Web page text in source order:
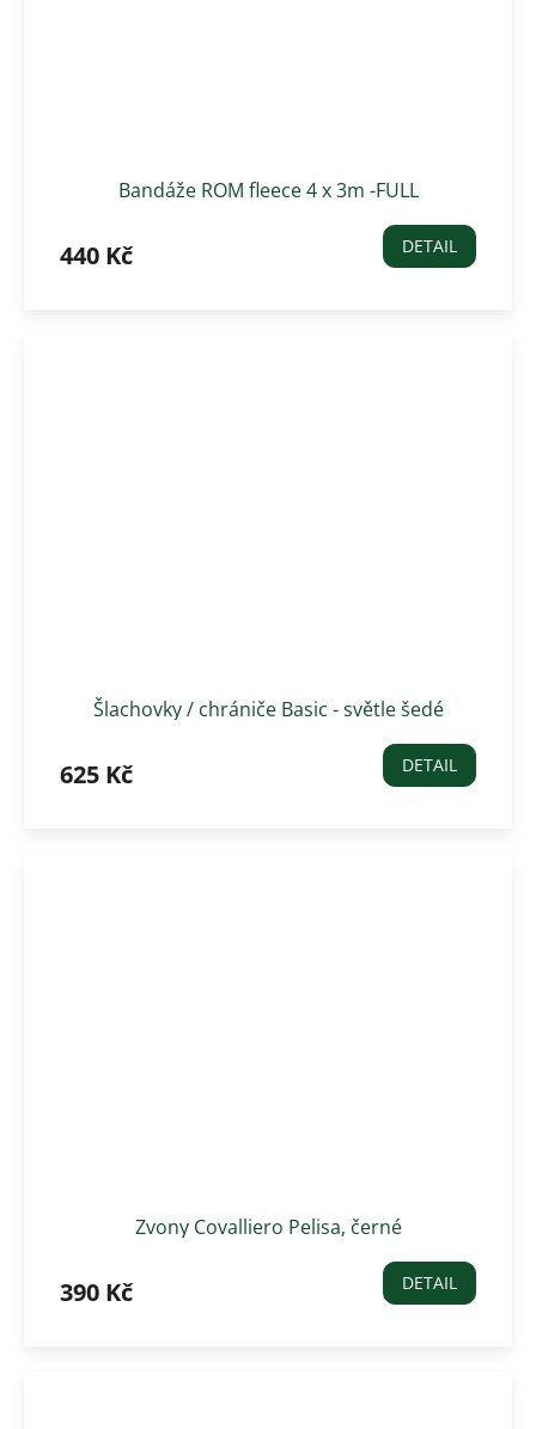
Bandáže ROM fleece 4 x 3m -FULL
440 Kč DETAIL
Šlachovky / chrániče Basic - světle šedé
625 Kč DETAIL
Zvony Covalliero Pelisa, černé
390 Kč DETAIL